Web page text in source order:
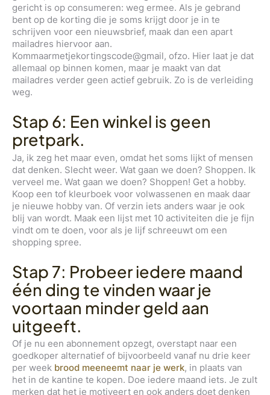
gericht is op consumeren: weg ermee. Als je gebrand
bent op de korting die je soms krijgt door je in te
schrijven voor een nieuwsbrief, maak dan een apart
mailadres hiervoor aan.
Kommaarmetjekortingscode@gmail, ofzo. Hier laat je dat
allemaal op binnen komen, maar je maakt van dat
mailadres verder geen actief gebruik. Zo is de verleiding
weg.
Stap 6: Een winkel is geen
pretpark.
Ja, ik zeg het maar even, omdat het soms lijkt of mensen
dat denken. Slecht weer. Wat gaan we doen? Shoppen. Ik
verveel me. Wat gaan we doen? Shoppen! Get a hobby.
Koop een tof kleurboek voor volwassenen en maak daar
je nieuwe hobby van. Of verzin iets anders waar je ook
blij van wordt. Maak een lijst met 10 activiteiten die je fijn
vindt om te doen, voor als je lijf schreeuwt om een
shopping spree.
Stap 7: Probeer iedere maand
één ding te vinden waar je
voortaan minder geld aan
uitgeeft.
Of je nu een abonnement opzegt, overstapt naar een
goedkoper alternatief of bijvoorbeeld vanaf nu drie keer
per week brood meeneemt naar je werk, in plaats van
het in de kantine te kopen. Doe iedere maand iets. Je zult
merken dat het je motiveert en ook anders doet denken